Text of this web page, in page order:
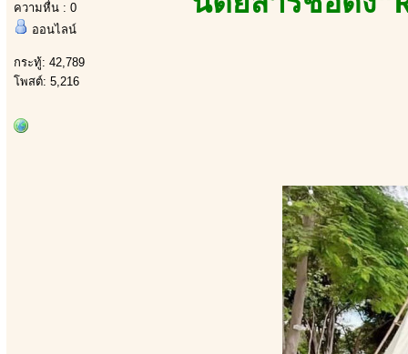
ความหื่น : 0
ออนไลน์
กระทู้: 42,789
โพสต์: 5,216